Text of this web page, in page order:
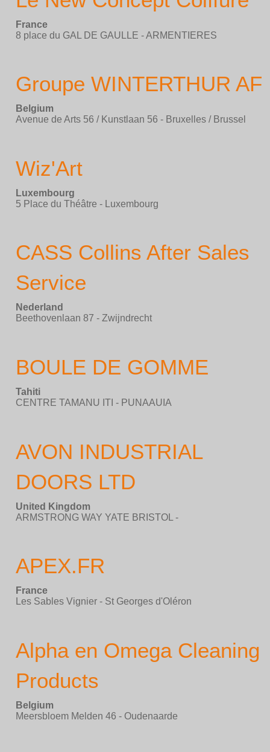
France
8 place du GAL DE GAULLE - ARMENTIERES
Groupe WINTERTHUR AF
Belgium
Avenue de Arts 56 / Kunstlaan 56 - Bruxelles / Brussel
Wiz'Art
Luxembourg
5 Place du Théâtre - Luxembourg
CASS Collins After Sales
Service
Nederland
Beethovenlaan 87 - Zwijndrecht
BOULE DE GOMME
Tahiti
CENTRE TAMANU ITI - PUNAAUIA
AVON INDUSTRIAL
DOORS LTD
United Kingdom
ARMSTRONG WAY YATE BRISTOL -
APEX.FR
France
Les Sables Vignier - St Georges d'Oléron
Alpha en Omega Cleaning
Products
Belgium
Meersbloem Melden 46 - Oudenaarde